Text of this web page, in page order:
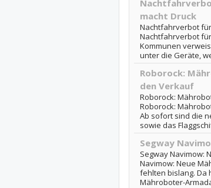
macht Druck
Nachtfahrverbot
Nachtfahrverbot
Kommunen
unter die Geräte,
Roborock:
den Verkauf
Roborock:
Roborock:
Ab sofort sind die
sowie das
Segway
Segway Navimow:
Navimow: Neue
fehlten bislang. Da
Mähroboter-